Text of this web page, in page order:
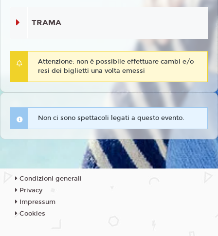
TRAMA
Attenzione: non è possibile effettuare cambi e/o
resi dei biglietti una volta emessi
Non ci sono spettacoli legati a questo evento.
Condizioni generali
Privacy
Impressum
Cookies